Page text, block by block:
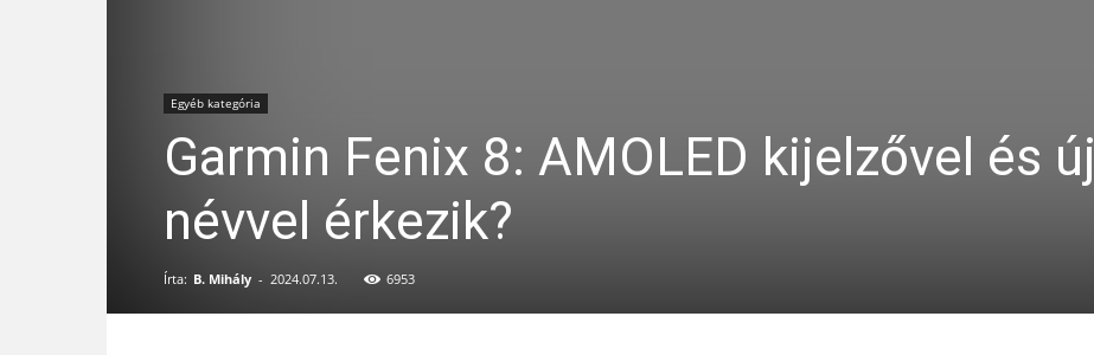
Egyéb kategória
Garmin Fenix 8: AMOLED kijelzővel és új
névvel érkezik?
Írta: B. Mihály - 2024.07.13. 6953